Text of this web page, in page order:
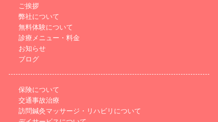
ご挨拶
弊社について
無料体験について
診療メニュー・料金
お知らせ
ブログ
保険について
交通事故治療
訪問鍼灸マッサージ・リハビリについて